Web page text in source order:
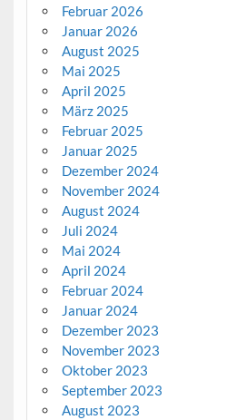
Februar 2026
Januar 2026
August 2025
Mai 2025
April 2025
März 2025
Februar 2025
Januar 2025
Dezember 2024
November 2024
August 2024
Juli 2024
Mai 2024
April 2024
Februar 2024
Januar 2024
Dezember 2023
November 2023
Oktober 2023
September 2023
August 2023